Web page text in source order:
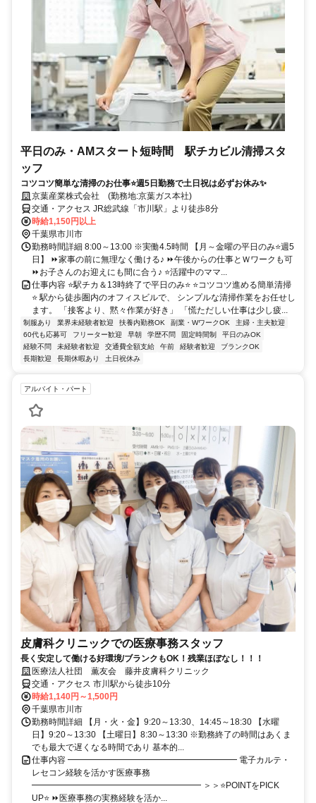
平日のみ・AMスタート短時間 駅チカビル清掃スタ
ッフ
コツコツ簡単な清掃のお仕事⭐週5日勤務で土日祝は必ずお休み✨
京葉産業株式会社 (勤務地:京葉ガス本社)
交通・アクセス JR総武線「市川駅」より徒歩8分
時給1,150円以上
千葉県市川市
勤務時間詳細 8:00～13:00 ※実働4.5時間 【月～金曜の平日のみ⭐週5
日】 ⏩家事の前に無理なく働ける♪ ⏩午後からの仕事とＷワークも可
⏩お子さんのお迎えにも間に合う♪ ⭐活躍中のママ...
仕事内容 ⭐駅チカ＆13時終了で平日のみ⭐ ⭐コツコツ進める簡単清掃
⭐ 駅から徒歩圏内のオフィスビルで、 シンプルな清掃作業をお任せし
ます。 「接客より、黙々作業が好き」 「慌ただしい仕事は少し疲...
制服あり 業界未経験者歓迎 扶養内勤務OK 副業・WワークOK
主婦・主夫歓迎
60代も応募可
フリーター歓迎 早朝 学歴不問 固定時間制
平日のみOK
経験不問
未経験者歓迎 交通費全額支給 午前 経験者歓迎
ブランクOK
長期歓迎
長期休暇あり 土日祝休み
アルバイト・パート
皮膚科クリニックでの医療事務スタッフ
長く安定して働ける好環境/ブランクもOK！残業ほぼなし！！！
医療法人社団 薫友会 藤井皮膚科クリニック
交通・アクセス 市川駅から徒歩10分
時給1,140円～1,500円
千葉県市川市
勤務時間詳細 【月・火・金】9:20～13:30、14:45～18:30 【水曜
日】9:20～13:30 【土曜日】8:30～13:30 ※勤務終了の時間はあくま
でも最大で遅くなる時間であり 基本的...
仕事内容 ━━━━━━━━━━━━━━━━━━━━ 電子カルテ・
レセコン経験を活かす医療事務
━━━━━━━━━━━━━━━━━━━━ ＞＞⭐POINTをPICK
UP⭐ ⏩医療事務の実務経験を活か...